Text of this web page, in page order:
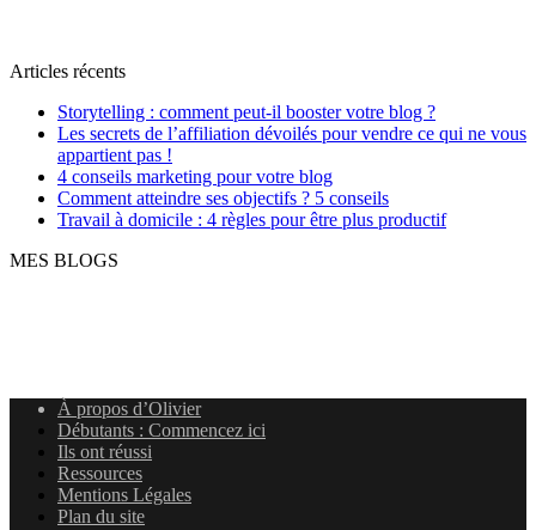
Articles récents
Storytelling : comment peut-il booster votre blog ?
Les secrets de l’affiliation dévoilés pour vendre ce qui ne vous
appartient pas !
4 conseils marketing pour votre blog
Comment atteindre ses objectifs ? 5 conseils
Travail à domicile : 4 règles pour être plus productif
MES BLOGS
À propos d’Olivier
Débutants : Commencez ici
Ils ont réussi
Ressources
Mentions Légales
Plan du site